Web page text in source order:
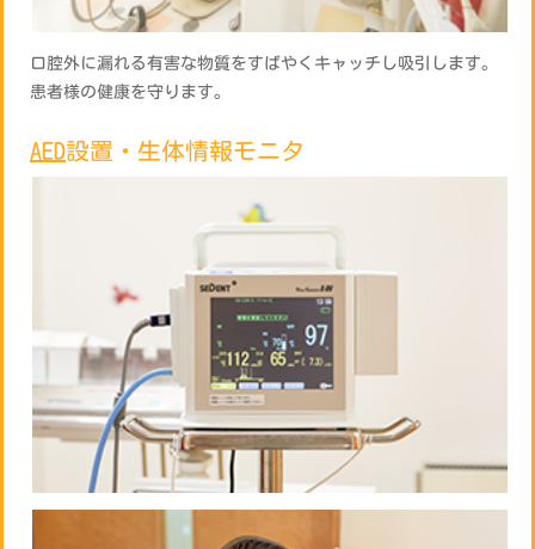
口腔外に漏れる有害な物質をすばやくキャッチし吸引します。
患者様の健康を守ります。
AED設置・生体情報モニタ